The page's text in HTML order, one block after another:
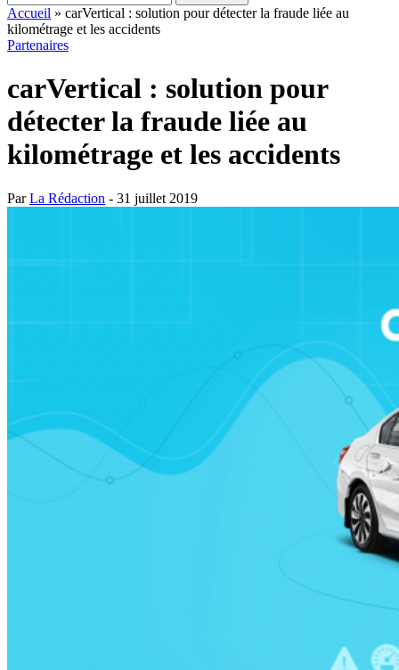
Accueil » carVertical : solution pour détecter la fraude liée au
kilométrage et les accidents
Partenaires
carVertical : solution pour
détecter la fraude liée au
kilométrage et les accidents
ParLa Rédaction - 31 juillet 2019